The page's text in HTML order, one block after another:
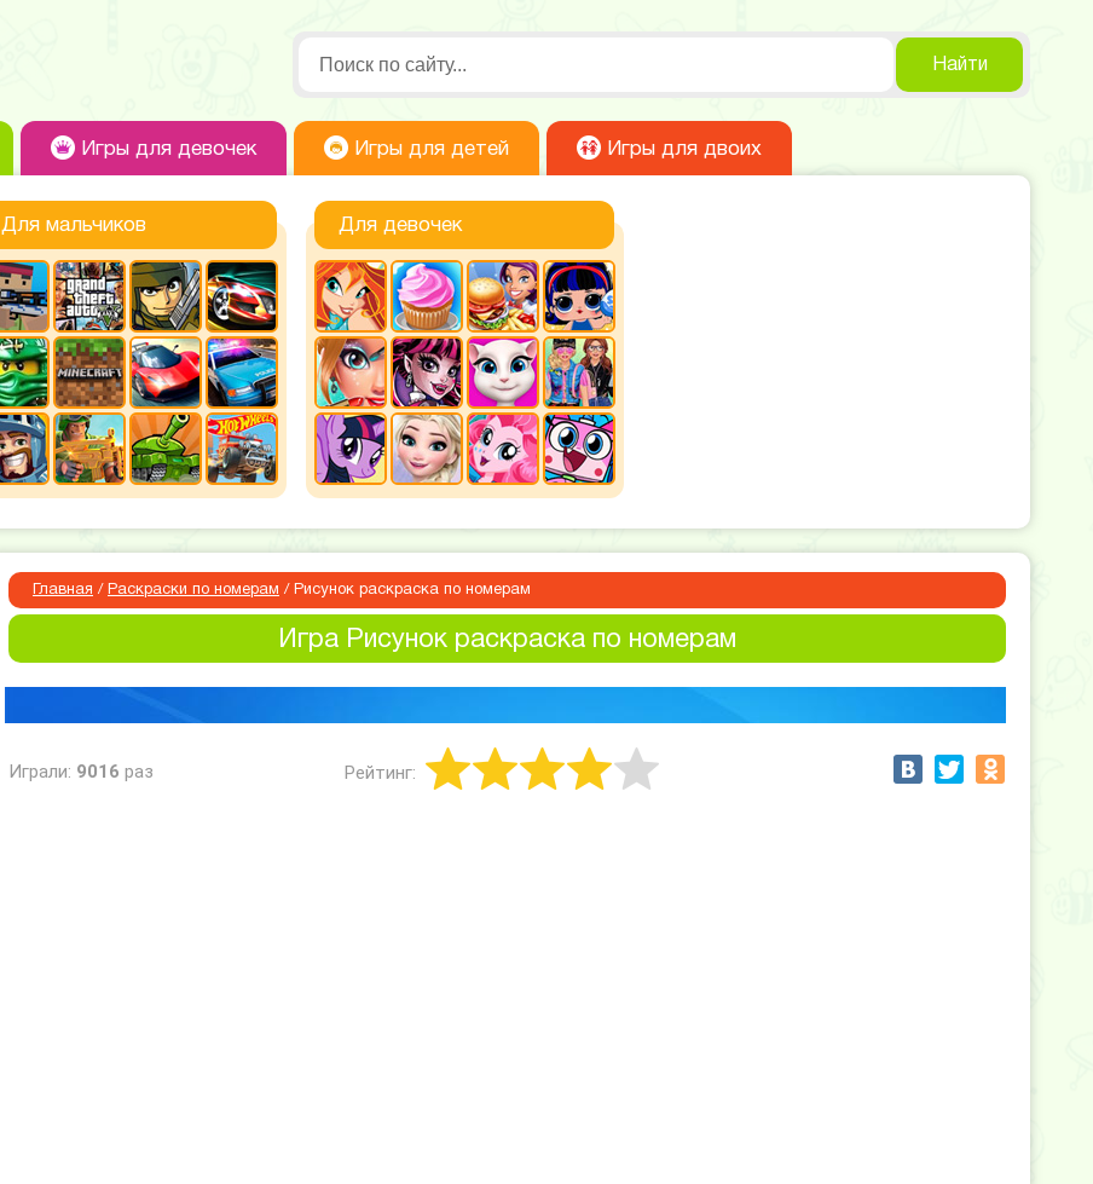
Найти
Игры для девочек Игры для детей Игры для двоих
Для мальчиков Для девочек
Главная / Раскраски по номерам / Рисунок раскраска по номерам
Игра Рисунок раскраска по номерам
Играли: 9016 раз Рейтинг: